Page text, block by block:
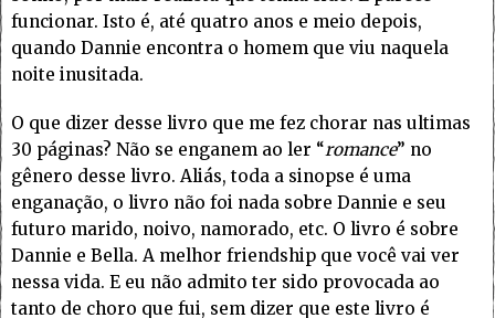
funcionar. Isto é, até quatro anos e meio depois,
quando Dannie encontra o homem que viu naquela
noite inusitada.
O que dizer desse livro que me fez chorar nas ultimas
30 páginas? Não se enganem ao ler “romance” no
gênero desse livro. Aliás, toda a sinopse é uma
enganação, o livro não foi nada sobre Dannie e seu
futuro marido, noivo, namorado, etc. O livro é sobre
Dannie e Bella. A melhor friendship que você vai ver
nessa vida. E eu não admito ter sido provocada ao
tanto de choro que fui, sem dizer que este livro é